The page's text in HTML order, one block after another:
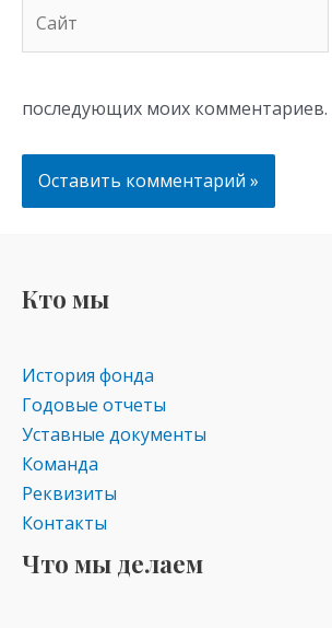
последующих моих комментариев.
Кто мы
История фонда
Годовые отчеты
Уставные документы
Команда
Реквизиты
Контакты
Что мы делаем